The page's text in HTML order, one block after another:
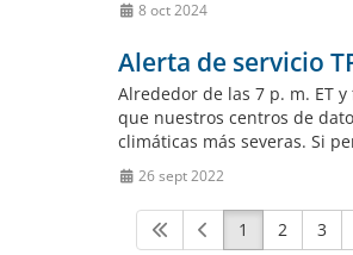
8 oct 2024
Alerta de servicio
Alrededor de las 7 p. m. ET
que nuestros centros de
climáticas más severas. Si
26 sept 2022
1 2 3